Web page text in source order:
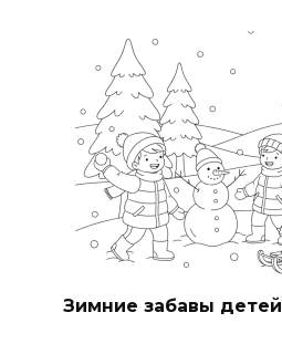
Зимние забавы детей